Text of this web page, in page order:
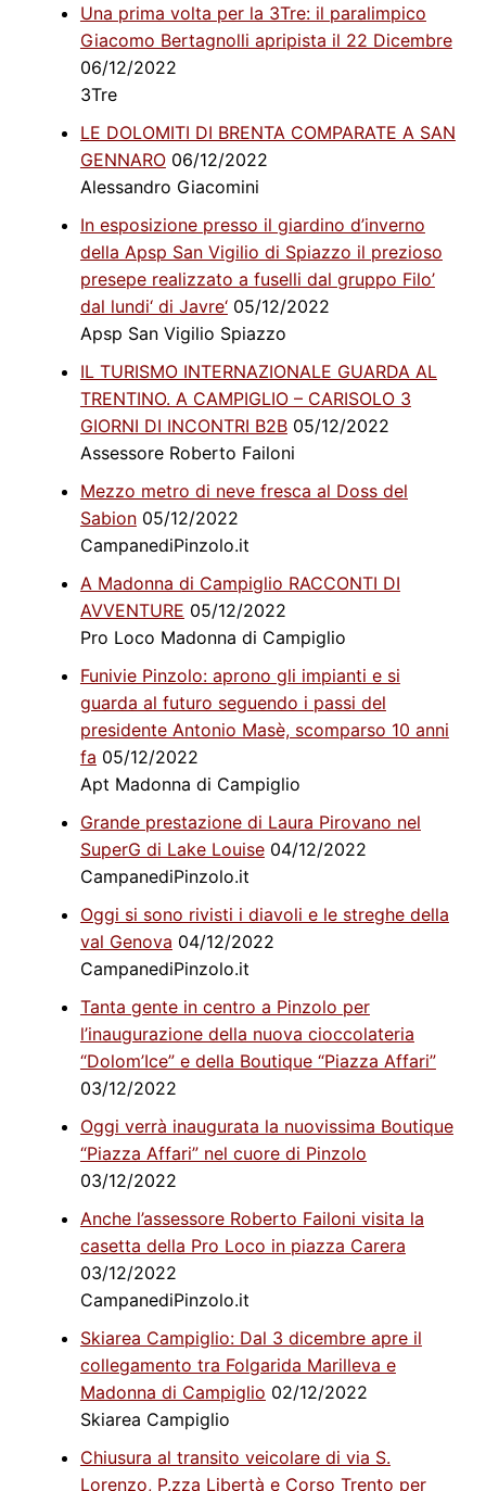
Una prima volta per la 3Tre: il paralimpico
Giacomo Bertagnolli apripista il 22 Dicembre
06/12/2022
3Tre
LE DOLOMITI DI BRENTA COMPARATE A SAN
GENNARO06/12/2022
Alessandro Giacomini
In esposizione presso il giardino d’inverno
della Apsp San Vigilio di Spiazzo il prezioso
presepe realizzato a fuselli dal gruppo Filo’
dal lundi‘ di Javre‘05/12/2022
Apsp San Vigilio Spiazzo
IL TURISMO INTERNAZIONALE GUARDA AL
TRENTINO. A CAMPIGLIO – CARISOLO 3
GIORNI DI INCONTRI B2B05/12/2022
Assessore Roberto Failoni
Mezzo metro di neve fresca al Doss del
Sabion05/12/2022
CampanediPinzolo.it
A Madonna di Campiglio RACCONTI DI
AVVENTURE 05/12/2022
Pro Loco Madonna di Campiglio
Funivie Pinzolo: aprono gli impianti e si
guarda al futuro seguendo i passi del
presidente Antonio Masè, scomparso 10 anni
fa 05/12/2022
Apt Madonna di Campiglio
Grande prestazione di Laura Pirovano nel
SuperG di Lake Louise04/12/2022
CampanediPinzolo.it
Oggi si sono rivisti i diavoli e le streghe della
val Genova 04/12/2022
CampanediPinzolo.it
Tanta gente in centro a Pinzolo per
l’inaugurazione della nuova cioccolateria
“Dolom’Ice” e della Boutique “Piazza Affari”
03/12/2022
Oggi verrà inaugurata la nuovissima Boutique
“Piazza Affari” nel cuore di Pinzolo
03/12/2022
Anche l’assessore Roberto Failoni visita la
casetta della Pro Loco in piazza Carera
03/12/2022
CampanediPinzolo.it
Skiarea Campiglio: Dal 3 dicembre apre il
collegamento tra Folgarida Marilleva e
Madonna di Campiglio 02/12/2022
Skiarea Campiglio
Chiusura al transito veicolare di via S.
Lorenzo, P.zza Libertà e Corso Trento per